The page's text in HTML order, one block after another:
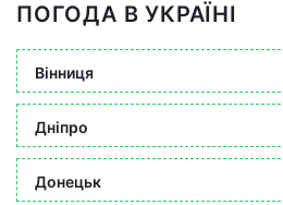
ПОГОДА В УКРАЇНІ
Вінниця
Дніпро
Донецьк